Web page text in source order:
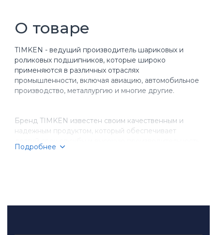
О товаре
TIMKEN - ведущий производитель шариковых и
роликовых подшипников, которые широко
применяются в различных отраслях
промышленности, включая авиацию, автомобильное
производство, металлургию и многие другие.
Бренд TIMKEN известен своим качественным и
надежным продуктом, который обеспечивает
оборудования. Компания имеет более чем
Подробнее